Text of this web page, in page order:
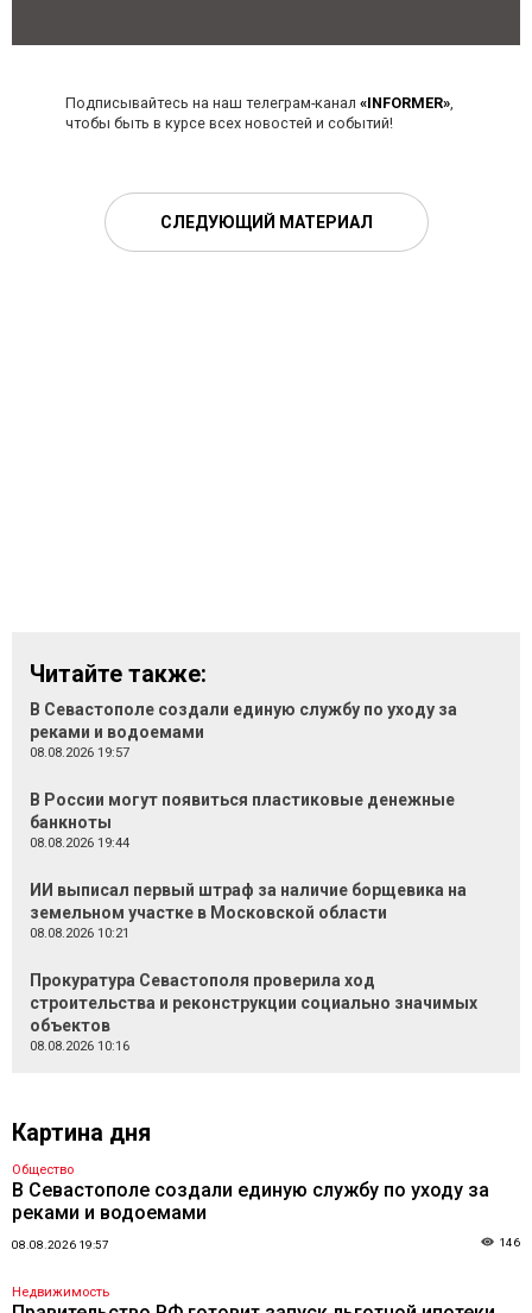
Подписывайтесь на наш телеграм-канал «INFORMER»,
чтобы быть в курсе всех новостей и событий!
СЛЕДУЮЩИЙ МАТЕРИАЛ
Читайте также:
В Севастополе создали единую службу по уходу за
реками и водоемами
08.08.2026 19:57
В России могут появиться пластиковые денежные
банкноты
08.08.2026 19:44
ИИ выписал первый штраф за наличие борщевика на
земельном участке в Московской области
08.08.2026 10:21
Прокуратура Севастополя проверила ход
строительства и реконструкции социально значимых
объектов
08.08.2026 10:16
Картина дня
Общество
В Севастополе создали единую службу по уходу за
реками и водоемами
08.08.2026 19:57 146
Недвижимость